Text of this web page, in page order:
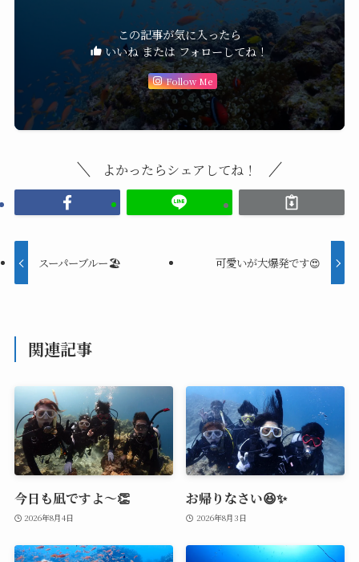
この記事が気に入ったら
いいね または フォローしてね！
Follow Me
よかったらシェアしてね！
スーパーブルー🏖️ 可愛いが大爆発です😍
関連記事
今日も凪ですよ～👏
2026年8月4日
お帰りなさい😆✨
2026年8月3日